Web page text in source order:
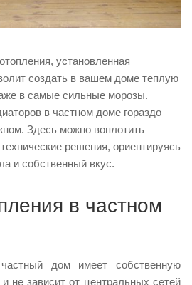
установленная
создать в вашем доме теплую
в самые сильные морозы.
в частном доме гораздо
Здесь можно воплотить
решения, ориентируясь
и собственный вкус.
в частном
дом имеет собственную
не зависит от центральных сетей